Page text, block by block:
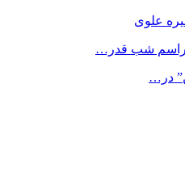
علوی
مراسم شب قدر…
در…